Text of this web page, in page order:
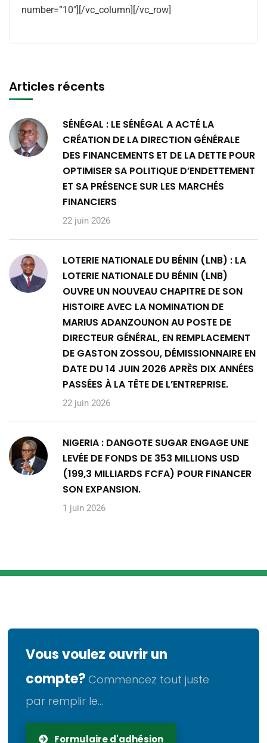
number=”10″][/vc_column][/vc_row]
Articles récents
SÉNÉGAL : LE SÉNÉGAL A ACTÉ LA
CRÉATION DE LA DIRECTION GÉNÉRALE
DES FINANCEMENTS ET DE LA DETTE POUR
OPTIMISER SA POLITIQUE D’ENDETTEMENT
ET SA PRÉSENCE SUR LES MARCHÉS
FINANCIERS
22 juin 2026
LOTERIE NATIONALE DU BÉNIN (LNB) : LA
LOTERIE NATIONALE DU BÉNIN (LNB)
OUVRE UN NOUVEAU CHAPITRE DE SON
HISTOIRE AVEC LA NOMINATION DE
MARIUS ADANZOUNON AU POSTE DE
DIRECTEUR GÉNÉRAL, EN REMPLACEMENT
DE GASTON ZOSSOU, DÉMISSIONNAIRE EN
DATE DU 14 JUIN 2026 APRÈS DIX ANNÉES
PASSÉES À LA TÊTE DE L’ENTREPRISE.
22 juin 2026
NIGERIA : DANGOTE SUGAR ENGAGE UNE
LEVÉE DE FONDS DE 353 MILLIONS USD
(199,3 MILLIARDS FCFA) POUR FINANCER
SON EXPANSION.
1 juin 2026
Vous voulez ouvrir un
compte? Commencez tout juste
par remplir le...
Formulaire d'adhésion